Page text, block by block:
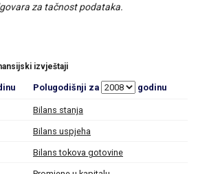
za tačnost podataka.
izvještaji
Polugodišnji za godinu
Bilans stanja
Bilans uspjeha
Bilans tokova gotovine